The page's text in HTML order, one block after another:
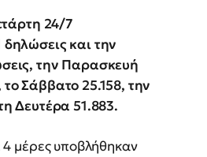
24/7
και την
την Παρασκευή
Σάββατο 25.158, την
Δευτέρα 51.883.
μέρες υποβλήθηκαν